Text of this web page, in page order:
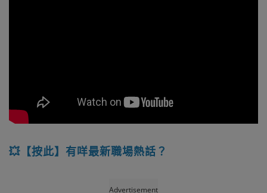
💥【按此】有咩最新職場熱話？
Advertisement